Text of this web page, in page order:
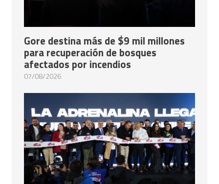
Gore destina más de $9 mil millones
para recuperación de bosques
afectados por incendios
07/08/2026